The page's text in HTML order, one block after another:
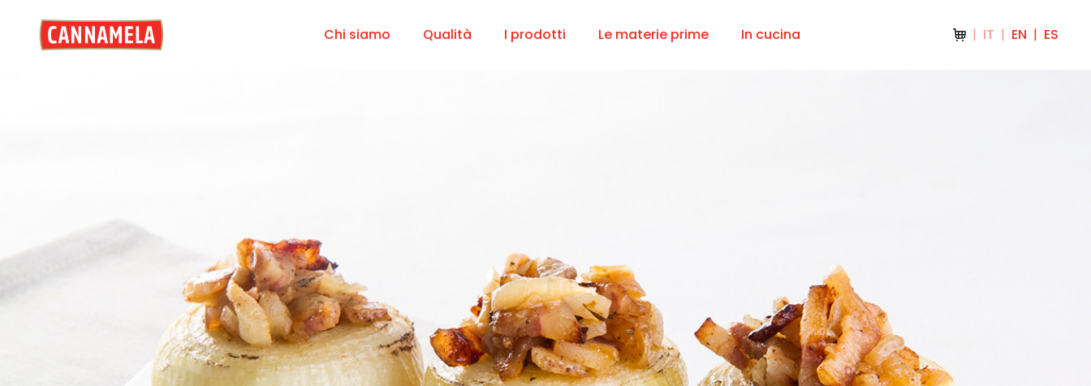
Chi siamo Qualità I prodotti Le materie prime In cucina EN
IT ES